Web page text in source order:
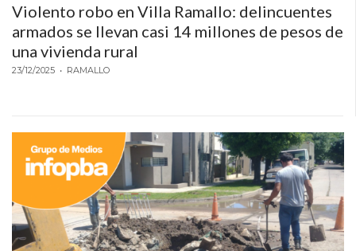
NOTICIAS
ROJAS
VIRTUAL
NOTICIAS
DE
SALTO
Y
CAMPANA
Violento robo en Villa Ramallo: delincuentes
armados se llevan casi 14 millones de pesos de
una vivienda rural
23/12/2025 • RAMALLO